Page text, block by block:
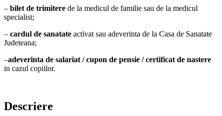
– bilet de trimitere de la medicul de familie sau de la medicul
specialist;
– cardul de sanatate activat sau adeverinta de la Casa de Sanatate
Judeteana;
–adeverinta de salariat / cupon de pensie / certificat de nastere
in cazul copiilor.
Descriere